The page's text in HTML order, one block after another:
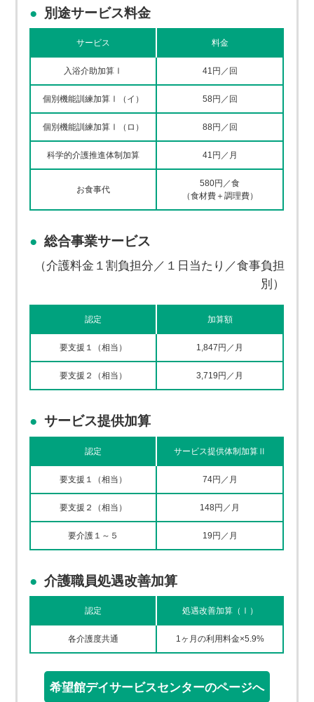
別途サービス料金
サービス 料金
入浴介助加算Ⅰ 41円／回
個別機能訓練加算Ⅰ（イ） 58円／回
個別機能訓練加算Ⅰ（ロ） 88円／回
科学的介護推進体制加算 41円／月
お食事代
580円／食
（食材費＋調理費）
総合事業サービス
（介護料金１割負担分／１日当たり／食事負担
別）
認定 加算額
要支援１（相当） 1,847円／月
要支援２（相当） 3,719円／月
サービス提供加算
認定 サービス提供体制加算Ⅱ
要支援１（相当） 74円／月
要支援２（相当） 148円／月
要介護１～５ 19円／月
介護職員処遇改善加算
認定 処遇改善加算（Ⅰ）
各介護度共通 1ヶ月の利用料金×5.9%
希望館デイサービスセンターのページへ